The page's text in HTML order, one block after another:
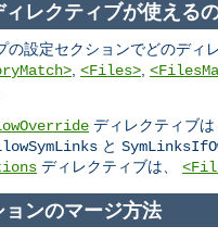
ィレクティブが使える
の設定セクションでどのディ
<Files>
ディレクティブは
と
ディレクティブは、
ョンのマージ方法